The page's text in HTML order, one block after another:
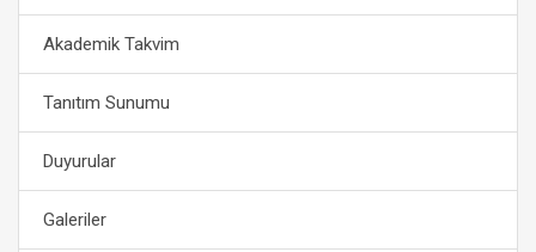
Akademik Takvim
Tanıtım Sunumu
Duyurular
Galeriler